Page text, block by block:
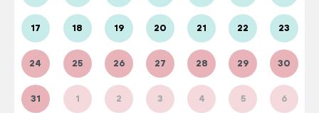
17 18 19 20 21 22 23
24 25 26 27 28 29 30
31 1 2 3 4 5 6